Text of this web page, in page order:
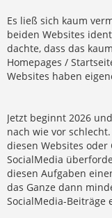
Es ließ sich kaum
beiden Websites
dachte, dass das
Homepages /
Websites haben
Jetzt beginnt 2026
nach wie vor
diesen Websites
SocialMedia
diesen Aufgaben
das Ganze dann
SocialMedia-